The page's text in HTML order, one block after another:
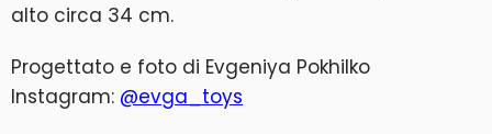
alto circa 34 cm.
Progettato e foto di Evgeniya Pokhilko
Instagram: @evga_toys